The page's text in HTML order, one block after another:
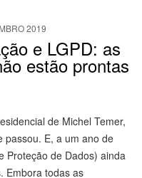
2019
e LGPD: as
estão prontas
de Michel Temer,
passou. E, a um ano de
Proteção de Dados) ainda
Embora todas as